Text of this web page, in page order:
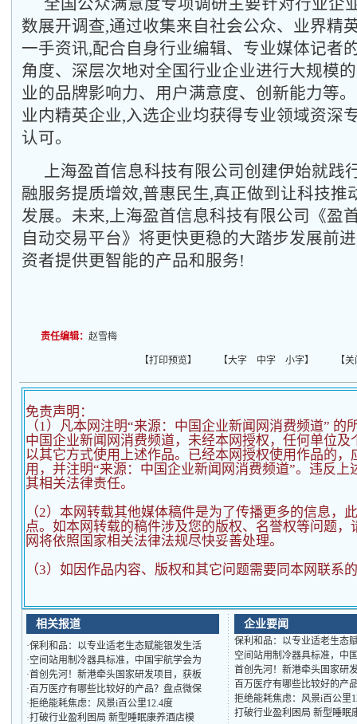
全国公众满意度专项调研主要针对行业企
数展开调查,通过收集来自社会公众、业界精
一手资讯,配合自身行业编辑、专业媒体记者
角度、深层次地对全国行业企业进行大规模
业的品牌影响力、用户满意度、创新能力等。
业内精英企业,入选企业均获得专业领域资深
认可。
上海盈首信息科技有限公司创建伊始就践
融服务提质增效,普惠民生,真正做到让科技推
发展。未来,上海盈首信息科技有限公司《盈
自动交易平台》将更快更稳的大踏步发展前
资者提供更智能的产品和服务!
责任编辑： 赵雪梅
【打印预览】 【大字 中字 小字】 【关
免责声明：
（1）凡本网注明“来源：中国企业新闻网消费频道” 的
中国企业新闻网消费频道，未经本网授权，任何单位及
以其它方式使用上述作品。已经本网授权使用作品的，
用，并注明“来源：中国企业新闻网消费频道”。违反上
其相关法律责任。
（2） 本网转载其他媒体稿件是为了传播更多的信息，
点。如本网转载的稿件涉及您的版权、名誉权等问题，
网将依照国家相关法律法规尽快妥善处理。
（3）如因作品内容、版权和其它问题需要同本网联系
相关报道
·保利和品：以专业适老生态赋能银发生活
·空间站用制冷器具标准，中国宇航学会为
·首创先河！新港牵头国家研发项目，获板
· 百万医疗有哪些比较好的产品？盘点微保
·拒绝能耗焦虑：风景i百公里12.4度
·打破行业盈利困局 新型睡眠康养酒店模
企业要闻
保利和品：以专业适老生态
空间站用制冷器具标准，中
首创先河！新港牵头国家研
百万医疗有哪些比较好的产
拒绝能耗焦虑：风景i百公里
打破行业盈利困局 新型睡眠